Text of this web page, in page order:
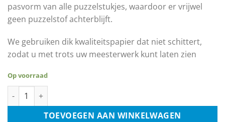
pasvorm van alle puzzelstukjes, waardoor er vrijwel
geen puzzelstof achterblijft.
We gebruiken dik kwaliteitspapier dat niet schittert,
zodat u met trots uw meesterwerk kunt laten zien
Op voorraad
Elvis Presley - '68 Comeback 450 Piece Picture Disc Jigsaw
TOEVOEGEN AAN WINKELWAGEN